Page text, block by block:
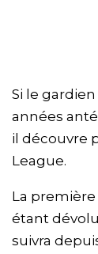
Si le
années
il découvre
League.
La
étant
suivra